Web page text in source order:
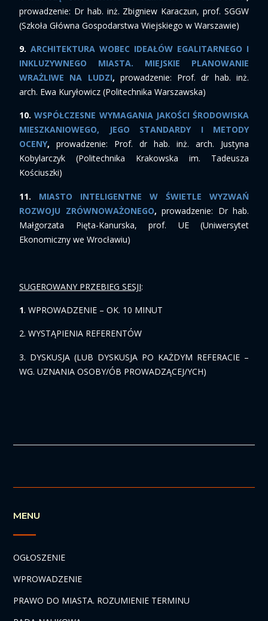
prowadzenie: Dr hab. inż. Zbigniew Karaczun, prof. SGGW
(Szkoła Główna Gospodarstwa Wiejskiego w Warszawie)
9. ARCHITEKTURA WOBEC IDEAŁÓW EGALITARNEGO I
INKLUZYWNEGO MIASTA. MIEJSKIE PLANOWANIE
WRAŻLIWE NA LUDZI, prowadzenie: Prof. dr hab. inż.
arch. Ewa Kuryłowicz (Politechnika Warszawska)
10.WSPÓŁCZESNE WYMAGANIA JAKOŚCI ŚRODOWISKA
MIESZKANIOWEGO, JEGO STANDARDY I METODY
OCENY, prowadzenie: Prof. dr hab. inż. arch. Justyna
Kobylarczyk (Politechnika Krakowska im. Tadeusza
Kościuszki)
11. MIASTO INTELIGENTNE W ŚWIETLE WYZWAŃ
ROZWOJU ZRÓWNOWAŻONEGO, prowadzenie: Dr hab.
Małgorzata Pięta-Kanurska, prof. UE (Uniwersytet
Ekonomiczny we Wrocławiu)
SUGEROWANY PRZEBIEG SESJI:
1. WPROWADZENIE – OK. 10 MINUT
2. WYSTĄPIENIA REFERENTÓW
3. DYSKUSJA (LUB DYSKUSJA PO KAŻDYM REFERACIE –
WG. UZNANIA OSOBY/ÓB PROWADZĄCEJ/YCH)
MENU
OGŁOSZENIE
WPROWADZENIE
PRAWO DO MIASTA. ROZUMIENIE TERMINU